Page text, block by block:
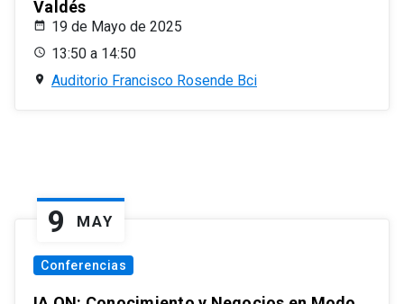
Valdés
19 de Mayo de 2025
13:50 a 14:50
Auditorio Francisco Rosende Bci
9 MAY
Conferencias